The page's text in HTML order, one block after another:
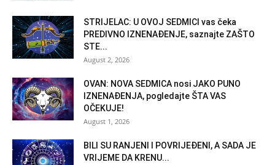
STRIJELAC: U OVOJ SEDMICI vas čeka
PREDIVNO IZNENAĐENJE, saznajte ZAŠTO
STE...
August 2, 2026
OVAN: NOVA SEDMICA nosi JAKO PUNO
IZNENAĐENJA, pogledajte ŠTA VAS
OČEKUJE!
August 1, 2026
BILI SU RANJENI I POVRIJEĐENI, A SADA JE
VRIJEME DA KRENU...